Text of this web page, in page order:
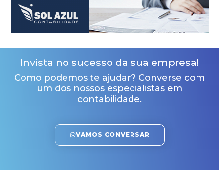
Invista no sucesso da sua empresa!
Como podemos te ajudar? Converse com
um dos nossos especialistas em
contabilidade.
VAMOS CONVERSAR